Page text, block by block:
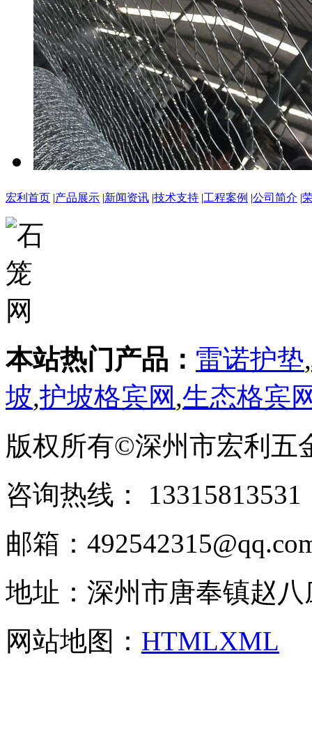
宏利首页 |产品展示 |新闻资讯 |技术支持 |工程案例 |公司简介 |
本站热门产品： 雷诺护垫,
坡,护坡格宾网 ,生态格宾
版权所有©深州市宏利五
咨询热线：
邮箱：
地址：深州市唐奉镇赵
网站地图： HTMLXML